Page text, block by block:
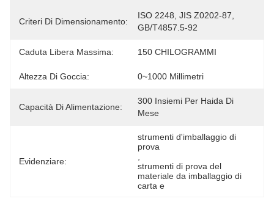
Criteri Di Dimensionamento:
ISO 2248, JIS Z0202-87,
GB/T4857.5-92
Caduta Libera Massima: 150 CHILOGRAMMI
Altezza Di Goccia: 0~1000 Millimetri
Capacità Di Alimentazione:
300 Insiemi Per Haida Di
Mese
Evidenziare:
strumenti d'imballaggio di
prova
strumenti di prova del
materiale da imballaggio di
carta e